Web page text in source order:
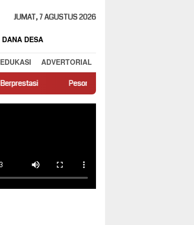
JUMAT, 7 AGUSTUS 2026
DANA DESA
EDUKASI ADVERTORIAL
Pesona Matahari Terbenam di Puncak Panaroma Dua